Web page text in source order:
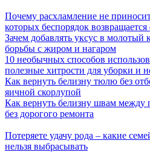
Почему расхламление не
которых беспорядок возвращается
Зачем добавлять уксус в молотый
борьбы с жиром и нагаром
10 необычных способов
полезные хитрости для уборки и
Как вернуть белизну тюлю без
яичной скорлупой
Как вернуть белизну швам между
без дорогого ремонта
Потеряете удачу рода – какие
нельзя выбрасывать